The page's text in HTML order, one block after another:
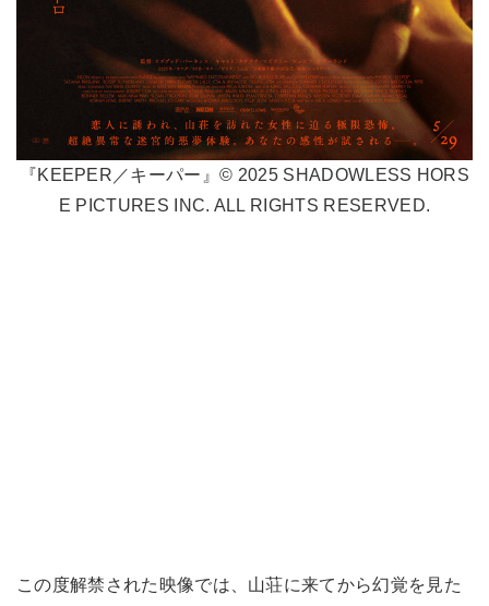
『KEEPER／キーパー』© 2025 SHADOWLESS HORS
E PICTURES INC. ALL RIGHTS RESERVED.
この度解禁された映像では、山荘に来てから幻覚を見た